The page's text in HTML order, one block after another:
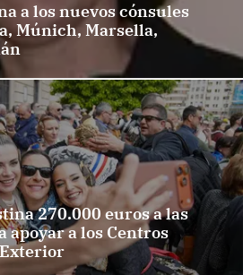
a los nuevos cónsules
Múnich, Marsella,
270.000 euros a las
apoyar a los Centros